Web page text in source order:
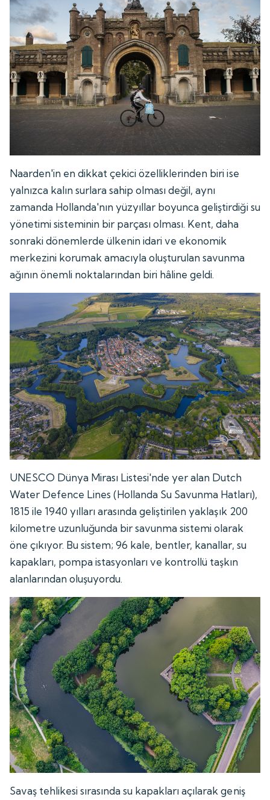
Naarden'in en dikkat çekici özelliklerinden biri ise
yalnızca kalın surlara sahip olması değil, aynı
zamanda Hollanda'nın yüzyıllar boyunca geliştirdiği su
yönetimi sisteminin bir parçası olması. Kent, daha
sonraki dönemlerde ülkenin idari ve ekonomik
merkezini korumak amacıyla oluşturulan savunma
ağının önemli noktalarından biri hâline geldi.
UNESCO Dünya Mirası Listesi'nde yer alan Dutch
Water Defence Lines (Hollanda Su Savunma Hatları),
1815 ile 1940 yılları arasında geliştirilen yaklaşık 200
kilometre uzunluğunda bir savunma sistemi olarak
öne çıkıyor. Bu sistem; 96 kale, bentler, kanallar, su
kapakları, pompa istasyonları ve kontrollü taşkın
alanlarından oluşuyordu.
Savaş tehlikesi sırasında su kapakları açılarak geniş